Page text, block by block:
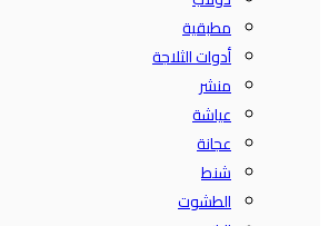
مطبقية
أدوات الثلاجة
منشر
عياشة
عجانة
شنط
الطشوت